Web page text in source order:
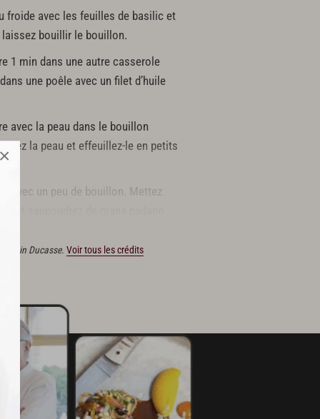
froide avec les feuilles de basilic et
bouillir le bouillon.
1 min dans une autre casserole
une poêle avec un filet d’huile
avec la peau dans le bouillon
la peau et effeuillez-le en petits
avec un peu de bouillon. Mettez
Alain Ducasse. Voir tous les crédits